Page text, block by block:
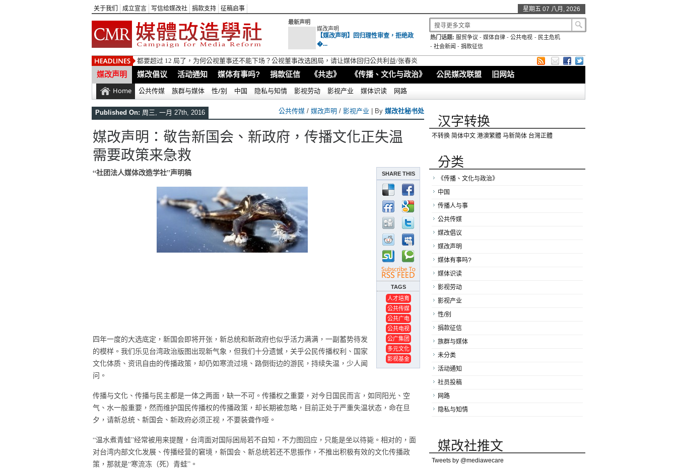
关于我们 成立宣言 写信给媒改社 捐款支持 征稿启事 星期五 07 八月, 2026
最新声明
媒改声明
【媒改声明】回归理性审查，拒绝政
�...
热门话题: 服贸争议 -媒体自律 -公共电视 - 民主危机
- 社会新闻 - 捐款征信
都要超过 12 局了，为何公视董事还不能下场？公视董事改选困局，请让媒体回归公共利益/张春炎
媒改声明 媒改倡议 活动通知 媒体有事吗? 捐款征信 《共志》 《传播、文化与政治》 公民媒改联盟 旧网站
Home 公共传媒 族群与媒体 性/别 中国 隐私与知情 影视劳动 影视产业 媒体识读 网路
Published On: 周三, 一月 27th, 2016 公共传媒 / 媒改声明 / 影视产业 | By 媒改社秘书处
媒改声明：敬告新国会、新政府，传播文化正失温
需要政策来急救
SHARE THIS
TAGS
人才培育
公共传媒
公共广电
公共电视
公广集团
多元文化
影视基金
“社团法人媒体改造学社”声明稿
四年一度的大选底定，新国会即将开张，新总统和新政府也似乎活力满满，一副蓄势待发
的模样。我们乐见台湾政治版图出现新气象，但我们十分遗憾，关乎公民传播权利、国家
文化体质、资讯自由的传播政策，却仍如寒流过境、路倒街边的游民，持续失温，少人闻
问。
传播与文化、传播与民主都是一体之两面，缺一不可。传播权之重要，对今日国民而言，如同阳光、空
气、水一般重要，然而维护国民传播权的传播政策，却长期被忽略，目前正处于严重失温状态，命在旦
夕，请新总统、新国会、新政府必须正视，不要装聋作哑。
“温水煮青蛙”经常被用来提醒，台湾面对国际困局若不自知，不力图回应，只能是坐以待毙。相对的，面
对台湾内部文化发展、传播经营的窘境，新国会、新总统若还不思振作，不推出积极有效的文化传播政
策，那就是“寒流冻（死）青蛙”。
汉字转换
不转换 简体中文 港澳繁體 马新简体 台灣正體
分类
《传播、文化与政治》
中国
传播人与事
公共传媒
媒改倡议
媒改声明
媒体有事吗?
媒体识读
影视劳动
影视产业
性/别
捐款征信
族群与媒体
未分类
活动通知
社员投稿
网路
隐私与知情
媒改社推文
Tweets by @mediawecare